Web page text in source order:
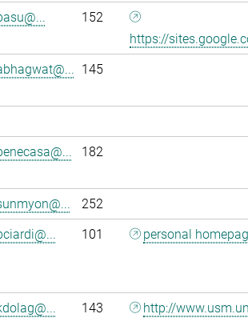
152
https://
145
182
252
101 personal
143
http://